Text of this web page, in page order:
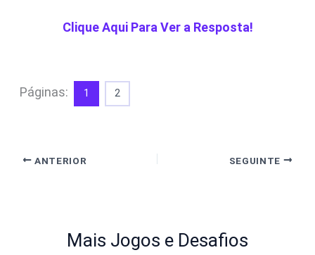
Clique Aqui Para Ver a Resposta!
Páginas: 1 2
ANTERIOR SEGUINTE
Mais Jogos e Desafios